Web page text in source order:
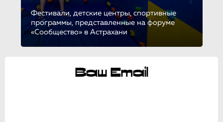
Фестивали, детские центры, спортивные
программы, представленные на форуме
«Сообщество» в Астрахани
Ваш Email